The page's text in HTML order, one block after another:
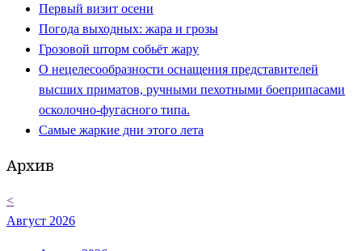
Первый визит осени
Погода выходных: жара и грозы
Грозовой шторм собьёт жару
О нецелесообразности оснащения представителей
высших приматов, ручными пехотными боеприпасами
осколочно-фугасного типа.
Самые жаркие дни этого лета
Архив
<
Август 2026